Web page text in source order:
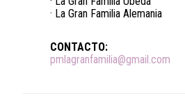
· La Gran Familia Alemania
CONTACTO:
pmlagranfamilia@gmail.com